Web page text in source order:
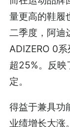
量更高的鞋履
二季度，阿迪
ADIZERO 0
超25%。反映
定。
得益于兼具功
业绩增长大涨